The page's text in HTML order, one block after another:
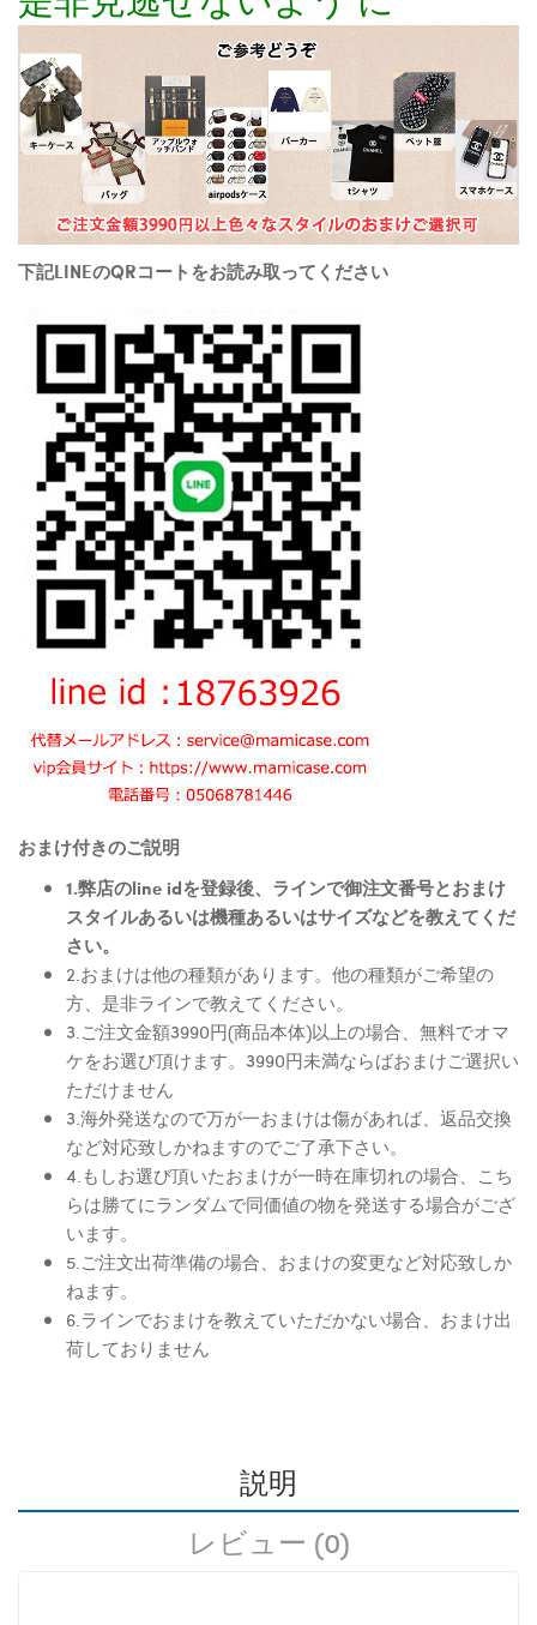
下記LINEのQRコートをお読み取ってください
おまけ付きのご説明
1.弊店のline idを登録後、ラインで御注文番号とおまけ
スタイルあるいは機種あるいはサイズなどを教えてくだ
さい。
2.おまけは他の種類があります。他の種類がご希望の
方、是非ラインで教えてください。
3.ご注文金額3990円(商品本体)以上の場合、無料でオマ
ケをお選び頂けます。3990円未満ならばおまけご選択い
ただけません
3.海外発送なので万が一おまけは傷があれば、返品交換
など対応致しかねますのでご了承下さい。
4.もしお選び頂いたおまけが一時在庫切れの場合、こち
らは勝てにランダムで同価値の物を発送する場合がござ
います。
5.ご注文出荷準備の場合、おまけの変更など対応致しか
ねます。
6.ラインでおまけを教えていただかない場合、おまけ出
荷しておりません
説明
レビュー (0)